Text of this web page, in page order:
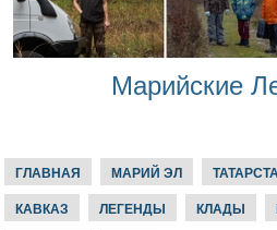
Марийские
ГЛАВНАЯ МАРИЙ ЭЛ
КАВКАЗ ЛЕГЕНДЫ КЛАДЫ